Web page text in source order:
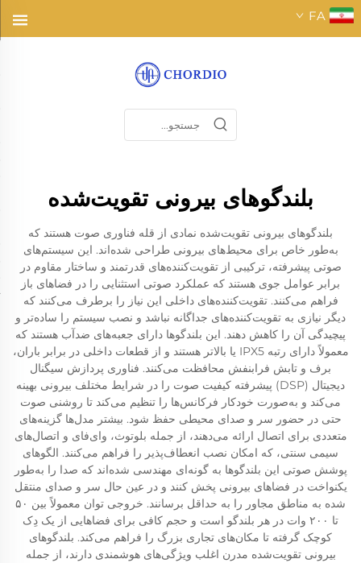
FA
بلندگوهای بیرونی تقویت‌شده
بلندگوهای بیرونی تقویت‌شده نمادی از قله فناوری صوت هستند که
به‌طور خاص برای محیط‌های بیرونی طراحی شده‌اند. این سیستم‌های
صوتی پیشرفته، ترکیبی از تقویت‌کننده‌های قدرتمند و ساختار مقاوم در
برابر عوامل جوی هستند که عملکرد صوتی استثنایی را در فضاهای باز
فراهم می‌کنند. تقویت‌کننده‌های داخلی این نیاز را برطرف می‌کنند که
دیگر نیازی به تقویت‌کننده‌های جداگانه نباشد و نصب سیستم را ساده‌تر و
پیچیدگی آن را کاهش دهند. این بلندگوها دارای جعبه‌های ضدآب هستند که
معمولاً دارای رتبه IPX5 یا بالاتر هستند و از قطعات داخلی در برابر باران،
برف و تابش فرابنفش محافظت می‌کنند. فناوری پردازش سیگنال
دیجیتال (DSP) پیشرفته کیفیت صوت را در شرایط مختلف بیرونی بهینه
می‌کند و به‌صورت خودکار فرکانس‌ها را تنظیم می‌کند تا روشنی صوت
حتی در حضور سر و صدای محیطی حفظ شود. بیشتر مدل‌ها گزینه‌های
متعددی برای اتصال ارائه می‌دهند، از جمله بلوتوث، وای‌فای و اتصال‌های
سیمی سنتی، که امکان نصب انعطاف‌پذیر را فراهم می‌کنند. الگوهای
پوشش صوتی این بلندگوها به گونه‌ای مهندسی شده‌اند که صدا را به‌طور
یکنواخت در فضاهای بیرونی پخش کنند و در عین حال سر و صدای منتقل
شده به مناطق مجاور را به حداقل برسانند. خروجی توان معمولاً بین ۵۰
تا ۲۰۰ وات در هر بلندگو است و حجم کافی برای فضاهایی از یک دِک
کوچک گرفته تا مکان‌های تجاری بزرگ را فراهم می‌کند. بلندگوهای
بیرونی تقویت‌شده مدرن اغلب ویژگی‌های هوشمندی دارند، از جمله